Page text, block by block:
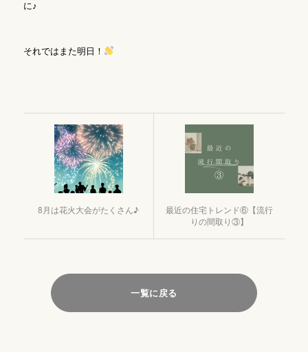
に♪
それではまた明日！
8月は花火大会がたくさん♪
最近の住宅トレンド⑥【流行
りの間取り③】
一覧に戻る